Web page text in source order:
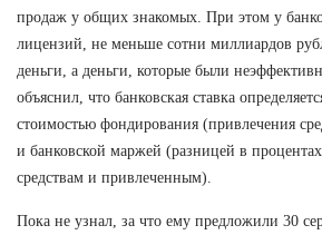
продаж у общих знакомых. При этом у
лицензий, не меньше сотни миллиардов
деньги, а деньги, которые были
объяснил, что банковская ставка
стоимостью фондирования (привлечения
и банковской маржей (разницей в
средствам и привлеченным).
Пока не узнал, за что ему предложили 30